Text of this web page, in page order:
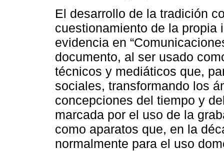
El desarrollo de la tradición
cuestionamiento de la propia
evidencia en
documento, al ser usado
técnicos y mediáticos que,
sociales, transformando los
concepciones del tiempo y
marcada por el uso de la
como aparatos que, en la
normalmente para el uso